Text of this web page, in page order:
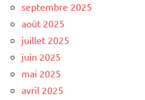
septembre 2025
août 2025
juillet 2025
juin 2025
mai 2025
avril 2025